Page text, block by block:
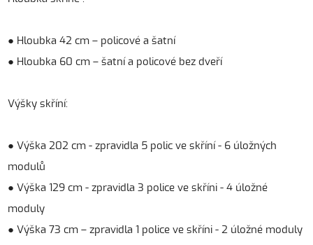
● Hloubka 42 cm – policové a šatní
● Hloubka 60 cm – šatní a policové bez dveří
Výšky skříní:
● Výška 202 cm - zpravidla 5 polic ve skříní - 6 úložných
modulů
● Výška 129 cm - zpravidla 3 police ve skříni - 4 úložné
moduly
● Výška 73 cm – zpravidla 1 police ve skříni - 2 úložné moduly